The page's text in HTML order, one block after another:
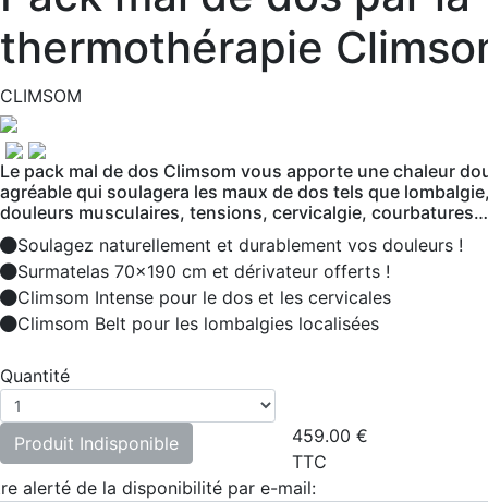
thermothérapie
CLIMSOM
Le pack mal de dos Climsom vous apporte une chaleur
agréable qui soulagera les maux de dos tels que
douleurs musculaires, tensions, cervicalgie, courbatures…
Soulagez naturellement et durablement vos douleurs !
Surmatelas 70x190 cm et dérivateur offerts !
Climsom Intense pour le dos et les cervicales
Climsom Belt pour les lombalgies localisées
Quantité
Produit Indisponible 459.00 €
TTC
alerté de la disponibilité par e-mail: